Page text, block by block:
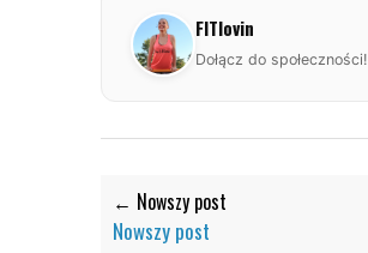
FITlovin
Dołącz do społeczności!
← Nowszy post
Nowszy post